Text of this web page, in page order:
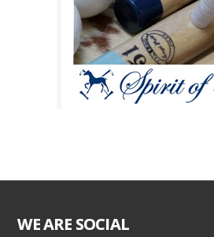
WE ARE SOCIAL